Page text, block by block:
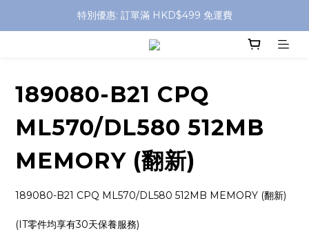
特別優惠: 訂單滿 HKD$499 免運費
特別優惠: 訂單滿 HKD$499 免運費
門店自取 任何消費免運費
189080-B21 CPQ
ML570/DL580 512MB
MEMORY (翻新)
189080-B21 CPQ ML570/DL580 512MB MEMORY (翻新)
(IT零件均享有30天保養服務)